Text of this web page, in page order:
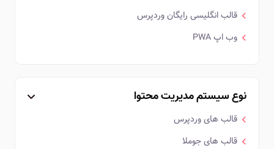
قالب انگلیسی رایگان وردپرس
وب اپ PWA
نوع سیستم مدیریت محتوا
قالب های وردپرس
قالب های جوملا